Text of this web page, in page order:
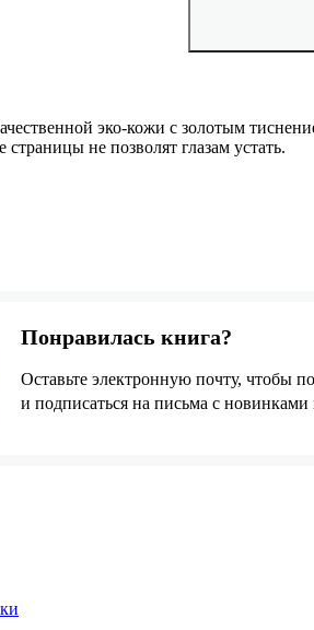
эко-кожи с золотым
не позволят глазам устать.
Понравилась книга?
Оставьте электронную почту, чтобы
и подписаться на письма с